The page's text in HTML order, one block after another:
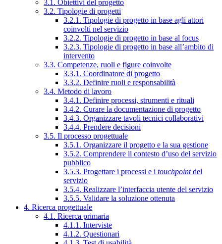
3.1. Obiettivi del progetto
3.2. Tipologie di progetti
3.2.1. Tipologie di progetto in base agli attori
coinvolti nel servizio
3.2.2. Tipologie di progetto in base al focus
3.2.3. Tipologie di progetto in base all’ambito di
intervento
3.3. Competenze, ruoli e figure coinvolte
3.3.1. Coordinatore di progetto
3.3.2. Definire ruoli e responsabilità
3.4. Metodo di lavoro
3.4.1. Definire processi, strumenti e rituali
3.4.2. Curare la documentazione di progetto
3.4.3. Organizzare tavoli tecnici collaborativi
3.4.4. Prendere decisioni
3.5. Il processo progettuale
3.5.1. Organizzare il progetto e la sua gestione
3.5.2. Comprendere il contesto d’uso del servizio
pubblico
3.5.3. Progettare i processi e i touchpointdel
servizio
3.5.4. Realizzare l’interfaccia utente del servizio
3.5.5. Validare la soluzione ottenuta
4. Ricerca progettuale
4.1. Ricerca primaria
4.1.1. Interviste
4.1.2. Questionari